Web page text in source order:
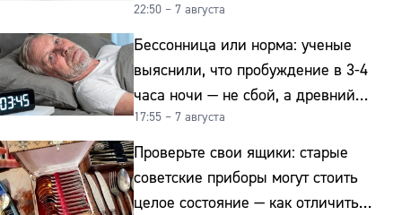
их ценят ювелиры
22:50 – 7 августа
Бессонница или норма: ученые
выяснили, что пробуждение в 3-4
часа ночи — не сбой, а древний
биологический ритм
17:55 – 7 августа
Проверьте свои ящики: старые
советские приборы могут стоить
целое состояние — как отличить